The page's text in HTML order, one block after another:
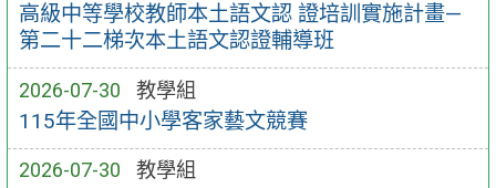
高級中等學校教師本土語文認 證培訓實施計畫—
第二十二梯次本土語文認證輔導班
2026-07-30 教學組
115年全國中小學客家藝文競賽
2026-07-30 教學組